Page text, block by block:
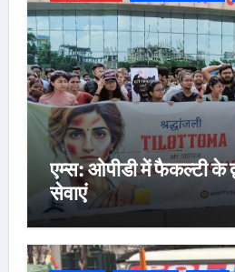
एम्स: ओपीडी में फैकल्टी के
सेवाएं